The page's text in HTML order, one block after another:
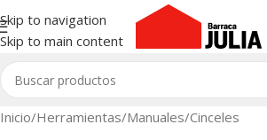
Skip to navigation
Skip to main content
Inicio/Herramientas/Manuales/Cinceles